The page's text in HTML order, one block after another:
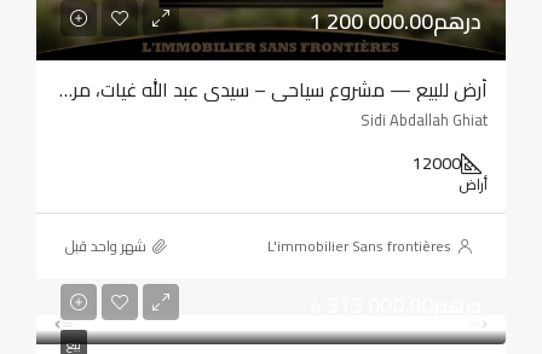
1 200 000.00درهم
أرض للبيع — مشروع سياحي – سيدي عبد الله غيات، مراكش
Sidi Abdallah Ghiat
12000
أراض
L'immobilier Sans frontières ‏شهر واحد قبل
بيع